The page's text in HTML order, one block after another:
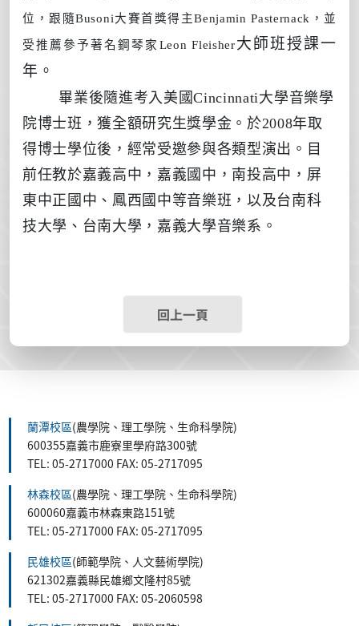
位，跟隨Busoni大賽首獎得主Benjamin Pasternack ，並
受推薦參予著名鋼琴家 Leon Fleisher大師班授課一
年。
畢業後隨進考入美國Cincinnati大學音樂學
院博士班，獲全額研究生獎學金。於2008年取
得博士學位後，經常受邀參與各類型演出。目
前任教於嘉義高中，嘉義國中，南投高中，屏
東中正國中、鳳西國中等音樂班，以及台南科
技大學、台南大學，嘉義大學音樂系。
回上一頁
蘭潭校區(農學院、理工學院、生命科學院)
600355嘉義市鹿寮里學府路300號
TEL: 05-2717000 FAX: 05-2717095
林森校區(農學院、理工學院、生命科學院)
600060嘉義市林森東路151號
TEL: 05-2717000 FAX: 05-2717095
民雄校區(師範學院、人文藝術學院)
621302嘉義縣民雄鄉文隆村85號
TEL: 05-2717000 FAX: 05-2060598